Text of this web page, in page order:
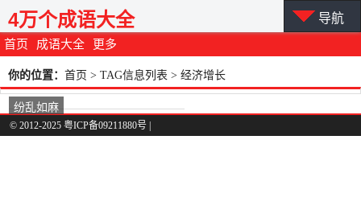
首页 成语大全 更多
4万个成语大全 导航
你的位置： 首页 > TAG信息列表 > 经济增长
纷乱如麻
© 2012-2025 粤ICP备09211880号 |